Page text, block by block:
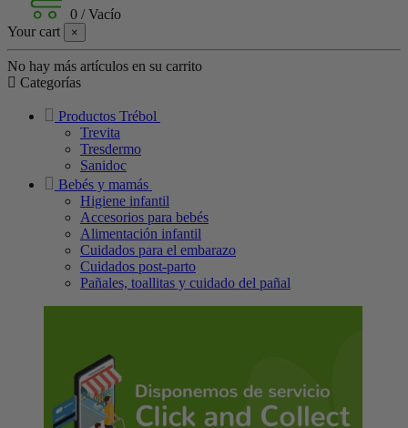
0 /Vacío
Your cart
×
No hay más artículos en su carrito
Categorías
Productos Trébol
Trevita
Tresdermo
Sanidoc
Bebés y mamás
Higiene infantil
Accesorios para bebés
Alimentación infantil
Cuidados para el embarazo
Cuidados post-parto
Pañales, toallitas y cuidado del pañal